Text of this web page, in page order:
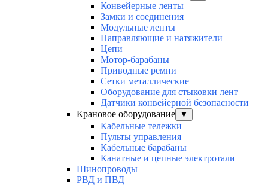
Конвейерные ленты
Замки и соединения
Модульные ленты
Направляющие и натяжители
Цепи
Мотор-барабаны
Приводные ремни
Сетки металлические
Оборудование для стыковки лент
Датчики конвейерной безопасности
Крановое оборудование
▼
Кабельные тележки
Пульты управления
Кабельные барабаны
Канатные и цепные электротали
Шинопроводы
РВД и ПВД